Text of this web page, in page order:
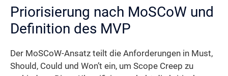
Priorisierung nach MoSCoW und
Definition des MVP
Der MoSCoW-Ansatz teilt die Anforderungen in Must,
Should, Could und Won’t ein, um Scope Creep zu